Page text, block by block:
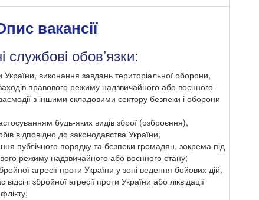
вакансії
службові обов’язки:
України, виконання завдань територіальної оборони,
правового режиму надзвичайного або воєнного
з іншими складовими сектору безпеки і оборони
будь-яких видів зброї (озброєння),
відповідно до законодавства України;
публічного порядку та безпеки громадян, зокрема під
режиму надзвичайного або воєнного стану;
агресії проти України у зоні ведення бойових дій,
збройної агресії проти України або ліквідації